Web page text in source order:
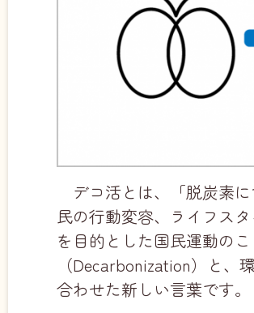
デコ活とは、「脱炭素
民の行動変容、ライフス
を目的とした国民運動の
（Decarbonization）と、
合わせた新しい言葉です。